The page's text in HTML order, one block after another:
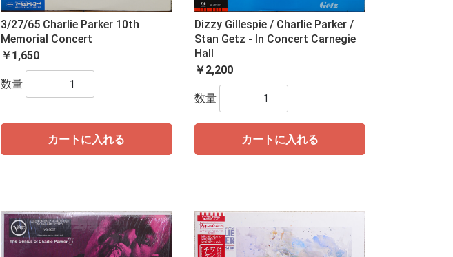
3/27/65 Charlie Parker 10th
Memorial Concert
￥1,650
数量
カートに入れる
Dizzy Gillespie / Charlie Parker /
Stan Getz - In Concert Carnegie
Hall
￥2,200
数量
カートに入れる